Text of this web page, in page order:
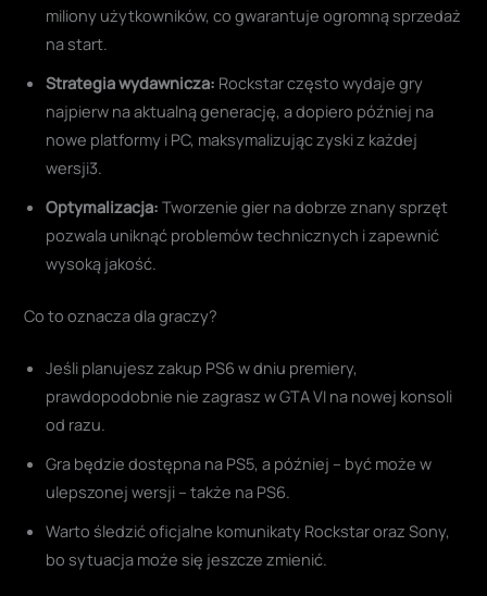
miliony użytkowników, co gwarantuje ogromną sprzedaż
na start.
Strategia wydawnicza: Rockstar często wydaje gry
najpierw na aktualną generację, a dopiero później na
nowe platformy i PC, maksymalizując zyski z każdej
wersji3.
Optymalizacja: Tworzenie gier na dobrze znany sprzęt
pozwala uniknąć problemów technicznych i zapewnić
wysoką jakość.
Co to oznacza dla graczy?
Jeśli planujesz zakup PS6 w dniu premiery,
prawdopodobnie nie zagrasz w GTA VI na nowej konsoli
od razu.
Gra będzie dostępna na PS5, a później – być może w
ulepszonej wersji – także na PS6.
Warto śledzić oficjalne komunikaty Rockstar oraz Sony,
bo sytuacja może się jeszcze zmienić.